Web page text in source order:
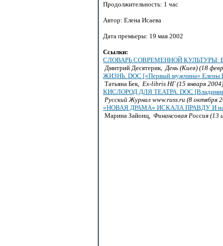
Продолжительность: 1 час
Автор: Елена Исаева
Дата премьеры: 19 мая 2002
Ссылки:
СЛОВАРЬ СОВРЕМЕННОЙ КУЛЬТУРЫ:
Дмитрий Десятерик,День (Киев) (18
ЖИЗНЬ. DOC [«Первый мужчина» Елены
Татьяна Бек, Ex-libris НГ (15 января 2004)
КИСЛОРОД ДЛЯ ТЕАТРА. DOC [Владимир
Русский Журнал www.russ.ru (8 октября
«НОВАЯ ДРАМА» ИСКАЛА ПРАВДУ. И
Марина Зайонц, Финансовая Россия (13